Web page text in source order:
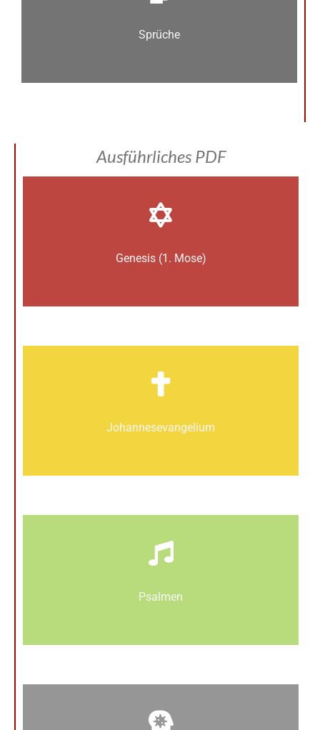
Sprüche
Ausführliches PDF
Genesis (1. Mose)
Johannes­­evangelium
Psalmen